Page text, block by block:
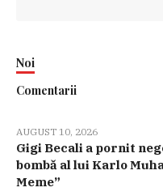
Noi
Comentarii
AUGUST 10, 2026
Gigi Becali a pornit
bombă al lui Karlo
Meme”